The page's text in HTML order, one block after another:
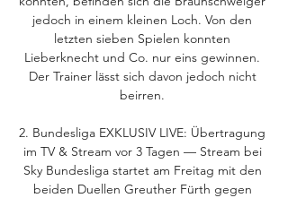
jedoch in einem kleinen Loch. Von den
letzten sieben Spielen konnten
Lieberknecht und Co. nur eins gewinnen.
Der Trainer lässt sich davon jedoch nicht
beirren.
2. Bundesliga EXKLUSIV LIVE: Übertragung
im TV & Stream vor 3 Tagen — Stream bei
Sky Bundesliga startet am Freitag mit den
beiden Duellen Greuther Fürth gegen